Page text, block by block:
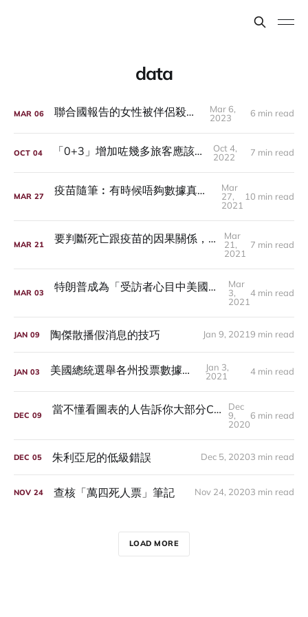
data
MAR 06 聯合國報告的女性被伴侶殺害比率
Mar 6,
2023
6 min read
OCT 04 「0+3」增加咗幾多旅客應該點計？
Oct 4,
2022
7 min read
MAR 27 疫苗隨筆︰有時候唔夠數據真係無得講太多結論
Mar
27,
2021
10 min read
MAR 21 要判斷死亡跟疫苗的因果關係，必須看整體數據
Mar
21,
2021
7 min read
MAR 03 特朗普成為「受訪者心目中美國史上最佳總統」？
Mar
3,
2021
4 min read
JAN 09 陶傑散播假消息的技巧 Jan 9, 20219 min read
JAN 03 美國總統選舉各州投票數據整理
Jan 3,
2021
4 min read
DEC 09 當不懂看圖表的人告訴你大部分COVID-19死者「只是死亡時體內帶著新冠病毒」
Dec
9,
2020
6 min read
DEC 05 朱利亞尼的低級錯誤 Dec 5, 20203 min read
NOV 24 查核「萬四死人票」筆記 Nov 24, 20203 min read
LOAD MORE